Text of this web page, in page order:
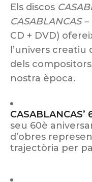
Els discos
CASABLANCAS
CD + DVD)
l’univers creatiu
dels
nostra època.
CASABLANCAS’
seu 60è
d’obres
trajectòria per